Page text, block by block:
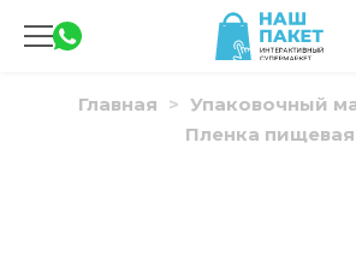
Главная
Упаковочный
Пленка пищевая